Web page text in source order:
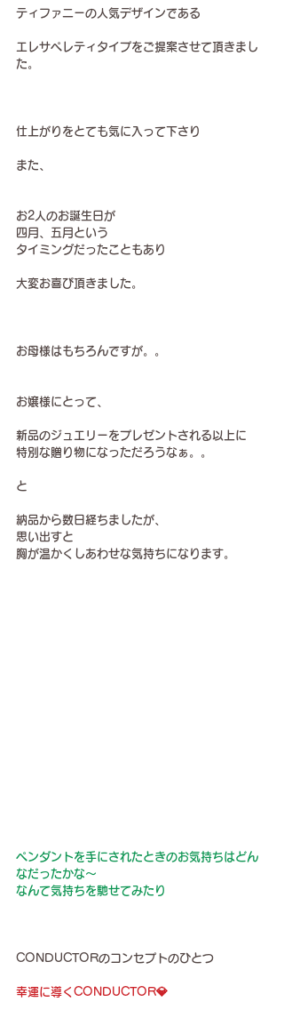
ティファニーの人気デザインである
エレサペレティタイプをご提案させて頂きまし
た。
仕上がりをとても気に入って下さり
また、
お2人のお誕生日が
四月、五月という
タイミングだったこともあり
大変お喜び頂きました。
お母様はもちろんですが。。
お嬢様にとって、
新品のジュエリーをプレゼントされる以上に
特別な贈り物になっただろうなぁ。。
と
納品から数日経ちましたが、
思い出すと
胸が温かくしあわせな気持ちになります。
ペンダントを手にされたときのお気持ちはどん
なだったかな〜
なんて気持ちを馳せてみたり
CONDUCTORのコンセプトのひとつ
幸運に導くCONDUCTOR💎